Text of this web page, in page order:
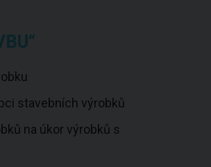
stavebních výrobků
na úkor výrobků s